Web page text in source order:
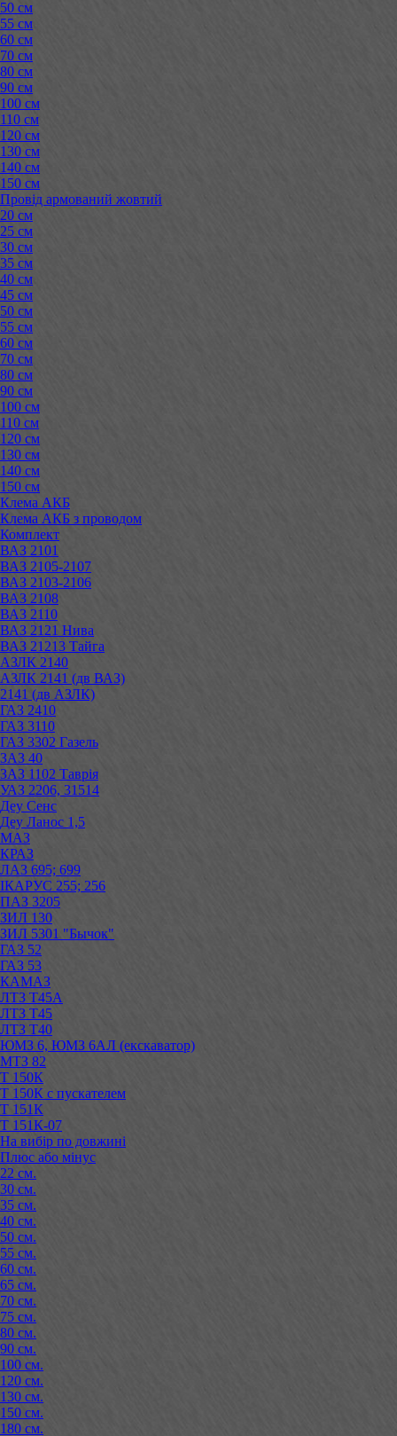
50 см
55 см
60 см
70 см
80 см
90 см
100 см
110 см
120 см
130 см
140 см
150 см
Провід армований жовтий
20 см
25 см
30 см
35 см
40 см
45 см
50 см
55 см
60 см
70 см
80 см
90 см
100 см
110 см
120 см
130 см
140 см
150 см
Клема АКБ
Клема АКБ з проводом
Комплект
ВАЗ 2101
ВАЗ 2105-2107
ВАЗ 2103-2106
ВАЗ 2108
ВАЗ 2110
ВАЗ 2121 Нива
ВАЗ 21213 Тайга
АЗЛК 2140
АЗЛК 2141 (дв ВАЗ)
2141 (дв АЗЛК)
ГАЗ 2410
ГАЗ 3110
ГАЗ 3302 Газель
ЗАЗ 40
ЗАЗ 1102 Таврія
УАЗ 2206, 31514
Деу Сенс
Деу Ланос 1,5
МАЗ
КРАЗ
ЛАЗ 695; 699
ІКАРУС 255; 256
ПАЗ 3205
ЗИЛ 130
ЗИЛ 5301 "Бычок"
ГАЗ 52
ГАЗ 53
КАМАЗ
ЛТЗ Т45А
ЛТЗ Т45
ЛТЗ Т40
ЮМЗ 6, ЮМЗ 6АЛ (екскаватор)
МТЗ 82
Т 150К
Т 150К с пускателем
Т 151К
Т 151К-07
На вибір по довжині
Плюс або мінус
22 см.
30 см.
35 см.
40 см.
50 см.
55 см.
60 см.
65 см.
70 см.
75 см.
80 см.
90 см.
100 см.
120 см.
130 см.
150 см.
180 см.